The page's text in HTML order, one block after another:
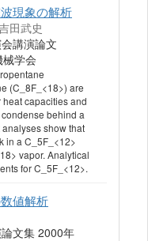
現象の解析
田武史
講演論文
学会
(C_8F_<18>) are
capacities and
behind a
show that
in a C_5F_<12>
vapor. Analytical
for C_5F_<12>.
値解析
文集 2000年